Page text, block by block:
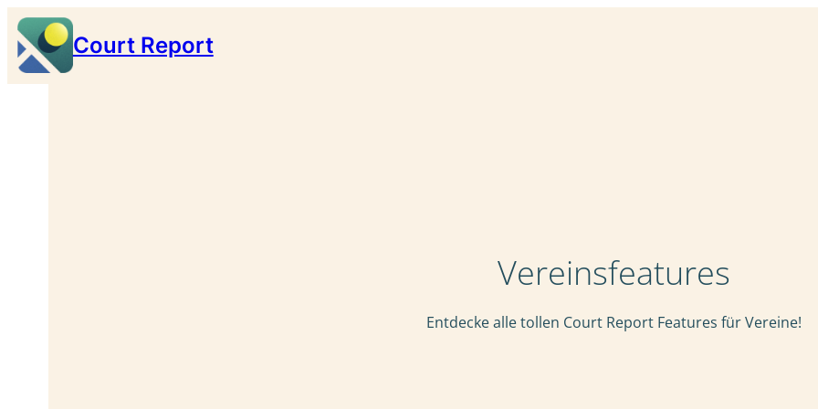
Zum
Inhalt
springen
Court Report
Vereinsfeatures
Entdecke alle tollen Court Report Features für Vereine!